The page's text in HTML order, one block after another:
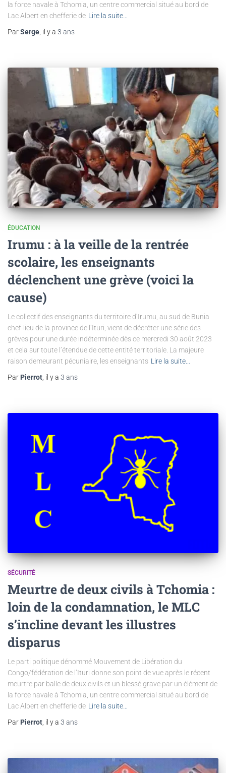
la force navale à Tchomia, un centre commercial situé au bord de
Lac Albert en chefferie de Lire la suite…
ParSerge , il y a 3 ans
ÉDUCATION
Irumu : à la veille de la rentrée
scolaire, les enseignants
déclenchent une grève (voici la
cause)
Le collectif des enseignants du territoire d’Irumu, au sud de Bunia
chef-lieu de la province de l’Ituri, vient de décréter une série des
grèves pour une durée indéterminée dès ce mercredi 30 août 2023
et cela sur toute l’étendue de cette entité territoriale. La majeure
raison demeurant pécuniaire, les enseignants Lire la suite…
Par Pierrot , il y a 3 ans
SÉCURITÉ
Meurtre de deux civils à Tchomia :
loin de la condamnation, le MLC
s’incline devant les illustres
disparus
Le parti politique dénommé Mouvement de Libération du
Congo/fédération de l’Ituri donne son point de vue après le récent
meurtre par balle de deux civils et un blessé grave par un élément de
la force navale à Tchomia, un centre commercial situé au bord de
Lac Albert en chefferie de Lire la suite…
Par Pierrot, il y a 3 ans